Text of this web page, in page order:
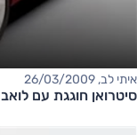
איתי לב, 26/03/2009
סיטרואן חוגגת עם לואב